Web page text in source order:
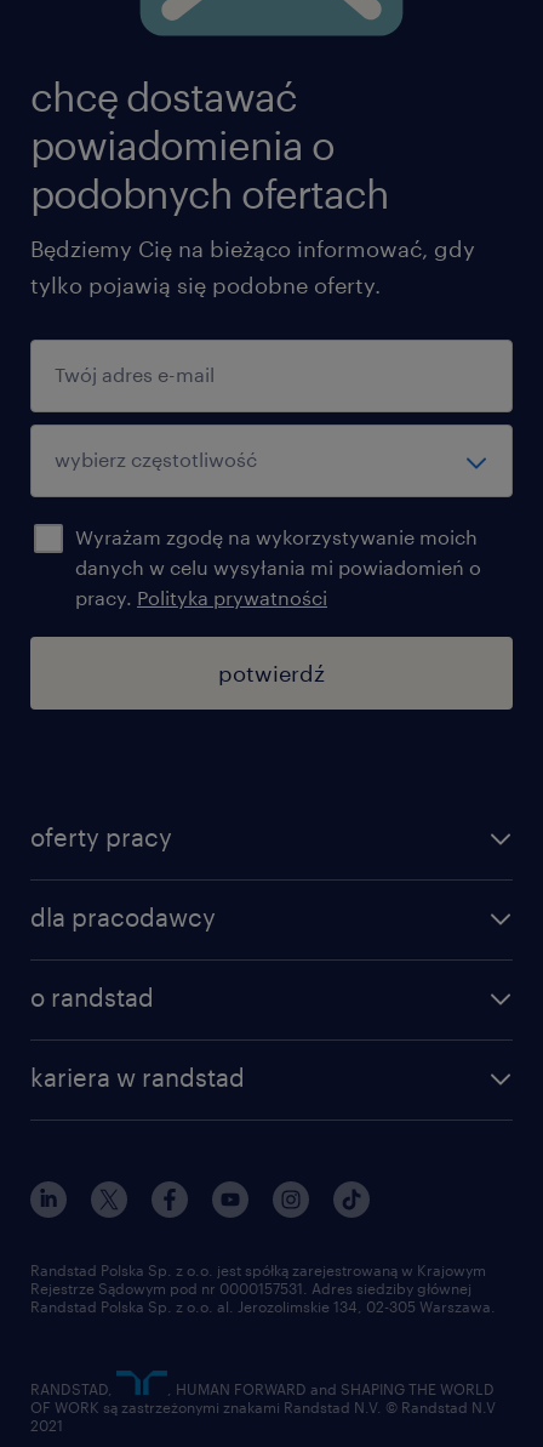
chcę dostawać
powiadomienia o
podobnych ofertach
Będziemy Cię na bieżąco informować, gdy
tylko pojawią się podobne oferty.
Wyrażam zgodę na wykorzystywanie moich
danych w celu wysyłania mi powiadomień o
pracy. Polityka prywatności
potwierdź
oferty pracy
specjalizacje
praca w amazon
dla pracodawcy
o randstad
dla mediów
dla dostawców
kariera w randstad
nasz świat
pracuj w randstad
złóż CV
Randstad Polska Sp. z o.o. jest spółką zarejestrowaną w Krajowym
Rejestrze Sądowym pod nr 0000157531. Adres siedziby głównej
Randstad Polska Sp. z o.o. al. Jerozolimskie 134, 02-305 Warszawa.
RANDSTAD,
, HUMAN FORWARD and SHAPING THE WORLD
OF WORK są zastrzeżonymi znakami Randstad N.V. © Randstad N.V
2021